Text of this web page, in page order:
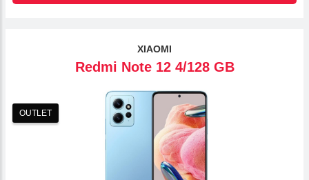
XIAOMI
Redmi Note 12 4/128 GB
OUTLET